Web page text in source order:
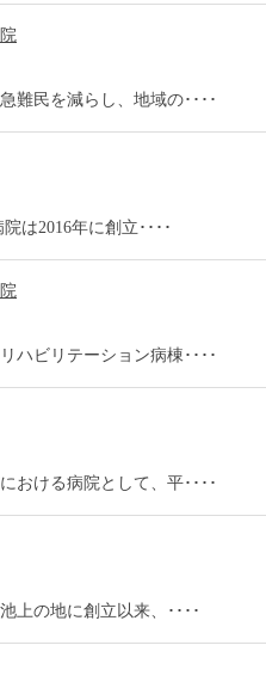
難民を減らし、地域の････
は2016年に創立････
ハビリテーション病棟････
おける病院として、平････
上の地に創立以来、････